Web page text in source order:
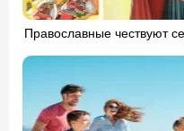
Православные чествуют